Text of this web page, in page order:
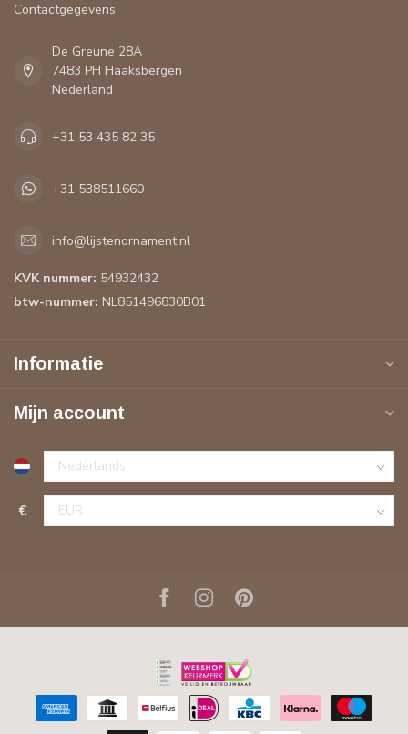
Contactgegevens
De Greune 28A
7483 PH Haaksbergen
Nederland
+31 53 435 82 35
+31 538511660
info@lijstenornament.nl
KVK nummer: 54932432
btw-nummer: NL851496830B01
Informatie
Mijn account
€